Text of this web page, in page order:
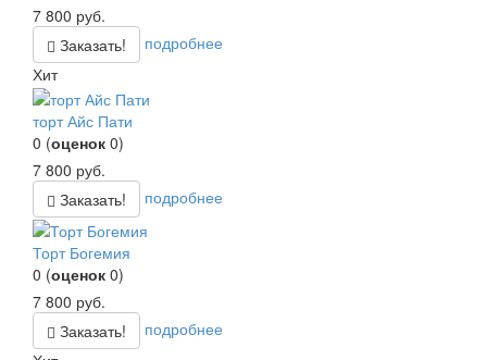
7 800 руб.
Заказать!
подробнее
Хит
торт Айс Пати
0 (оценок 0)
7 800 руб.
Заказать!
подробнее
Торт Богемия
0 (оценок 0)
7 800 руб.
Заказать!
подробнее